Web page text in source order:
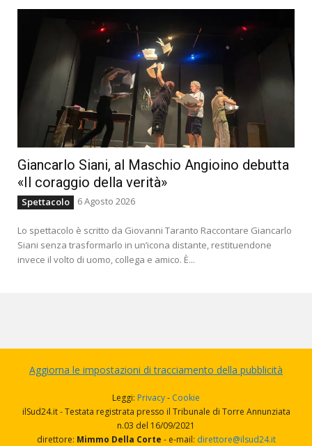
Giancarlo Siani, al Maschio Angioino debutta
«Il coraggio della verità»
Spettacolo 6 Agosto 2026
Lo spettacolo è scritto da Giovanni Taranto Raccontare Giancarlo
Siani senza trasformarlo in un’icona distante, restituendone
invece il volto di uomo, collega e amico. È...
Aggiorna le impostazioni di tracciamento della pubblicità
Leggi: Privacy- Cookie
ilSud24.it - Testata registrata presso il Tribunale di Torre Annunziata
n.03 del 16/09/2021
direttore: Mimmo Della Corte - e-mail: direttore@ilsud24.it